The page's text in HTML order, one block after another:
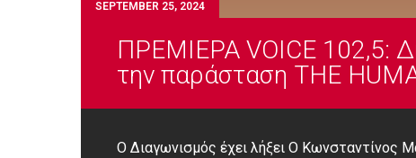
SEPTEMBER 25, 2024
ΠΡΕΜΙΕΡΑ VOICE 102,5:
την παράσταση ΤΗΕ
Ο Διαγωνισμός έχει λήξει Ο Κωνσταντίνος